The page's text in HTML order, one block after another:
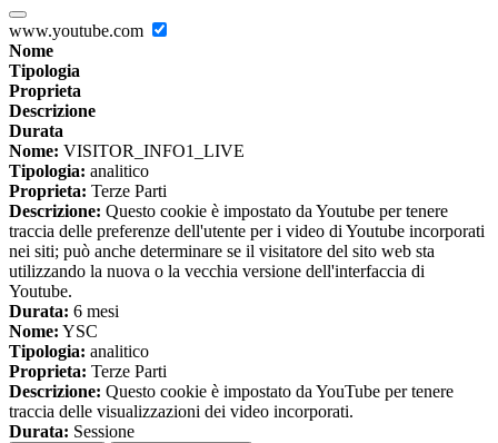
www.youtube.com
Nome
Tipologia
Proprieta
Descrizione
Durata
Nome: VISITOR_INFO1_LIVE
Tipologia: analitico
Proprieta: Terze Parti
Descrizione: Questo cookie è impostato da Youtube per tenere
traccia delle preferenze dell'utente per i video di Youtube incorporati
nei siti; può anche determinare se il visitatore del sito web sta
utilizzando la nuova o la vecchia versione dell'interfaccia di
Youtube.
Durata: 6 mesi
Nome: YSC
Tipologia: analitico
Proprieta: Terze Parti
Descrizione: Questo cookie è impostato da YouTube per tenere
traccia delle visualizzazioni dei video incorporati.
Durata: Sessione